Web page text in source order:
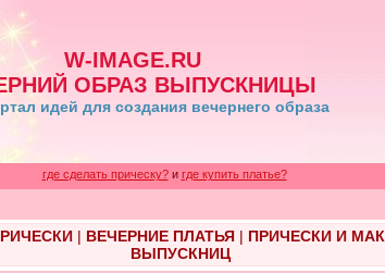
W-IMAGE.RU
ОБРАЗ ВЫПУСКНИЦЫ
идей для создания вечернего образа
где сделать прическу?и где купить платье?
| ВЕЧЕРНИЕ ПЛАТЬЯ| ПРИЧЕСКИ И
ВЫПУСКНИЦ